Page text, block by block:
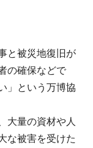
と被災地復旧が
の確保などで
」という万博協
大量の資材や人
な被害を受けた